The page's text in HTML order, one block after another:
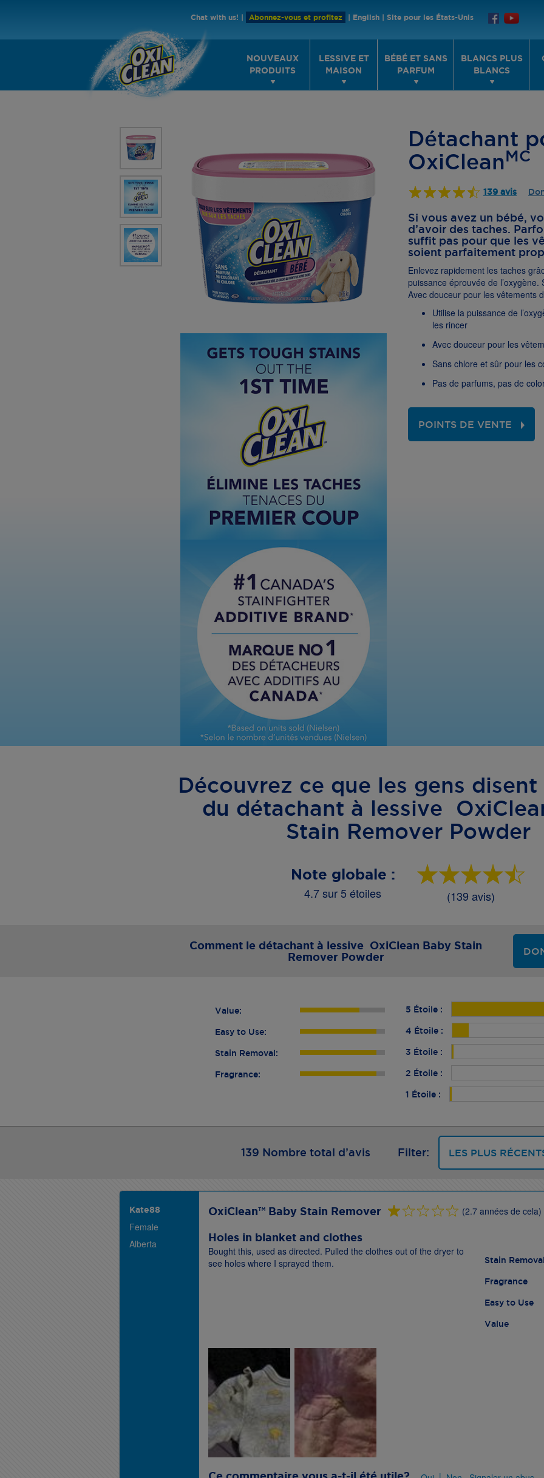
Chat with us! | Abonnez-vous et profitez | English | Site pour les États-Unis
NOUVEAUX
PRODUITS
LESSIVE ET
MAISON
BÉBÉ ET SANS
PARFUM
BLANCS PLUS
BLANCS
Détachant
OxiCleanMC
139 avis
Si vous avez un bébé,
d’avoir des taches.
suffit pas pour que les
soient parfaitement
Enlevez rapidement les taches
puissance éprouvée de
Avec douceur pour les vêtements
Utilise la puissance de
les rincer
Avec douceur pour les
Sans chlore et sûr pour les
Pas de parfums, pas de
POINTS DE VENTE
Découvrez ce que les gens
du détachant à lessive
Stain Remover Powder
Note globale :
4.7 sur 5 étoiles (139 avis)
Comment le détachant à lessive OxiClean Baby Stain
Remover Powder
Value:
Easy to Use:
Stain Removal:
Fragrance:
5 Étoile :
4 Étoile :
3 Étoile :
2 Étoile :
1 Étoile :
139 Nombre total d’avis Filter:
Kate88
Female
Alberta
OxiClean™ Baby Stain Remover (2.7 années de cela)
Holes in blanket and clothes
Bought this, used as directed. Pulled the clothes out of the dryer to
see holes where I sprayed them.
Stain
Fragrance
Easy to Use
Value
Ce commentaire vous a-t-il été utile?